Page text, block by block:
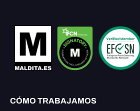
CÓMO TRABAJAMOS